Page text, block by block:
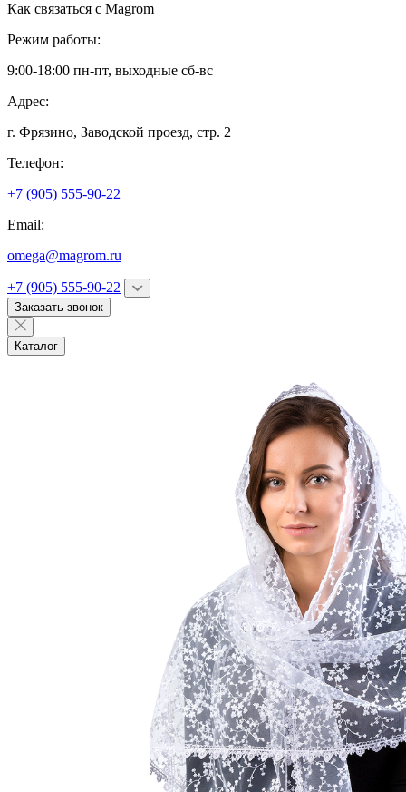
Как связаться с Magrom
Режим работы:
9:00-18:00 пн-пт, выходные сб-вс
Адрес:
г. Фрязино, Заводской проезд, стр. 2
Телефон:
+7 (905) 555-90-22
Email:
omega@magrom.ru
+7 (905) 555-90-22
Заказать звонок
Каталог